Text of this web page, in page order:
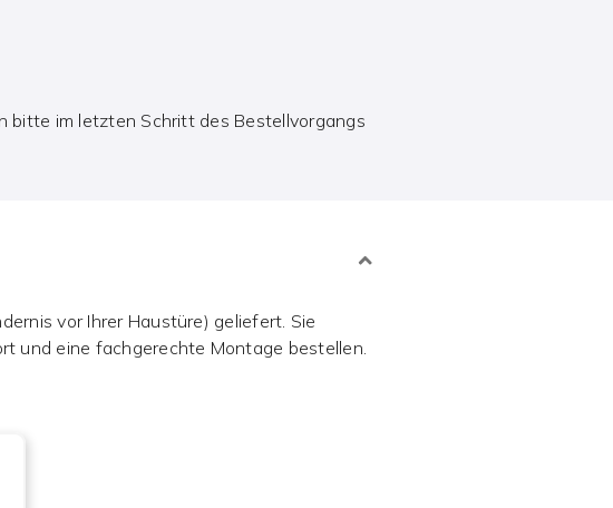
bitte im letzten Schritt des Bestellvorgangs
vor Ihrer Haustüre) geliefert. Sie
und eine fachgerechte Montage bestellen.